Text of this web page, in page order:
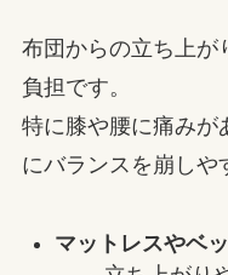
布団からの立ち上が
負担です。
特に膝や腰に痛みが
にバランスを崩しや
マットレスやベ